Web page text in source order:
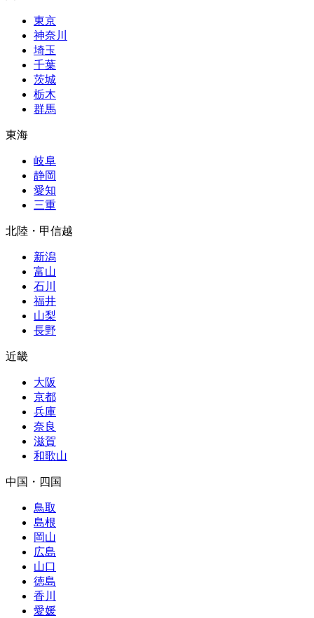
東京
神奈川
埼玉
千葉
茨城
栃木
群馬
東海
岐阜
静岡
愛知
三重
北陸・甲信越
新潟
富山
石川
福井
山梨
長野
近畿
大阪
京都
兵庫
奈良
滋賀
和歌山
中国・四国
鳥取
島根
岡山
広島
山口
徳島
香川
愛媛